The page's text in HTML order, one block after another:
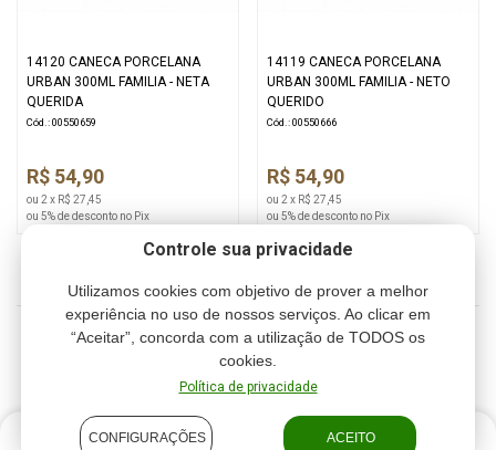
Controle sua privacidade
Utilizamos cookies com objetivo de prover a melhor
experiência no uso de nossos serviços. Ao clicar em
“Aceitar”, concorda com a utilização de TODOS os
cookies.
Política de privacidade
CONFIGURAÇÕES ACEITO
14120 CANECA PORCELANA
URBAN 300ML FAMILIA - NETA
QUERIDA
Cód.: 00550659
R$ 54,90
ou 2 x R$ 27,45
ou 5% de desconto no Pix
14119 CANECA PORCELANA
URBAN 300ML FAMILIA - NETO
QUERIDO
Cód.: 00550666
R$ 54,90
ou 2 x R$ 27,45
ou 5% de desconto no Pix
2 3